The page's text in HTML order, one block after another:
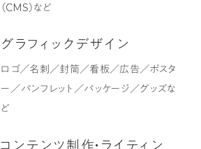
（CMS）など
グラフ ィ ッ ク デザイ ン
ロゴ／名刺／封筒／看板／広告／ポスタ
ー／パンフレット／パッケージ／グッズな
ど
コ ン テ ン ツ制 作・ ラ イ ティ ン